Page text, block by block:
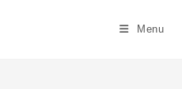
Menu